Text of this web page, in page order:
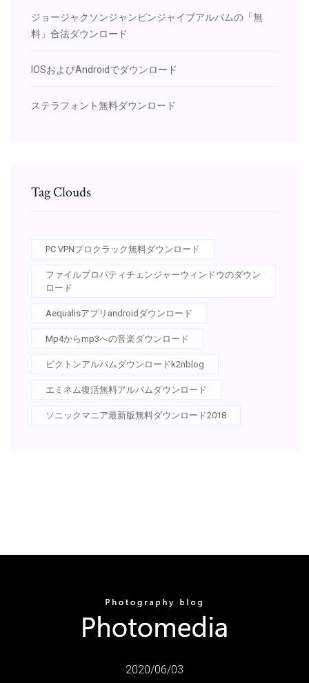
ジョージャクソンジャンピンジャイブアルバムの「無
料」合法ダウンロード
IOSおよびAndroidでダウンロード
ステラフォント無料ダウンロード
Tag Clouds
PC VPNプロクラック無料ダウンロード
ファイルプロパティチェンジャーウィンドウのダウン
ロード
Aequalisアプリandroidダウンロード
Mp4からmp3への音楽ダウンロード
ビクトンアルバムダウンロードk2nblog
エミネム復活無料アルバムダウンロード
ソニックマニア最新版無料ダウンロード2018
2020/06/03